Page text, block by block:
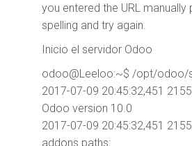
you entered the URL
spelling and try again.
Inicio el servidor Odoo
odoo@Leeloo:~$ /opt/odoo/
2017-07-09 20:45:32,451
Odoo version 10.0
2017-07-09 20:45:32,451
addons paths: